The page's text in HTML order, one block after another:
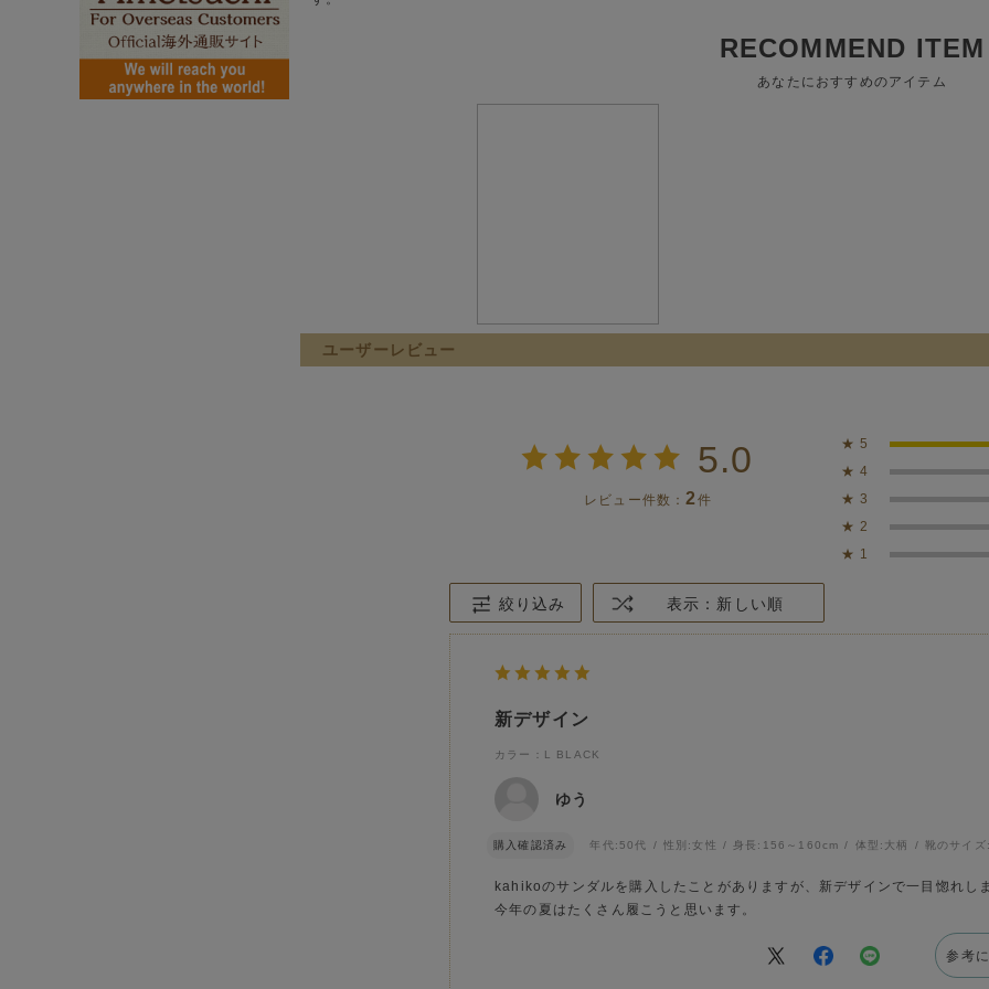
RECOMMEND ITEM
あなたにおすすめのアイテム
ユーザーレビュー
5.0
レビュー件数：2 件
★ 5
★ 4
★ 3
★ 2
★ 1
絞り込み 表示：新しい順
新デザイン
カラー：L BLACK
ゆう
購入確認済み 年代: 50代 性別:女性 身長: 156～160cm 体型: 大柄 靴のサイズ:
kahikoのサンダルを購入したことがありますが、新デザインで一目惚れし
今年の夏はたくさん履こうと思います。
参考